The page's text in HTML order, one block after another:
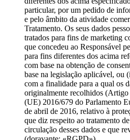
particular, por um pedido de
e pelo âmbito da atividade
Tratamento. Os seus dados
tratados para fins de marketing
que concedeu ao Responsável
para fins diferentes dos acima
com base na obtenção de
base na legislação aplicável, ou
com a finalidade para a qual os
originalmente recolhidos (Artigo
(UE) 2016/679 do Parlamento
de abril de 2016, relativo à
que diz respeito ao tratamento
circulação desses dados e que